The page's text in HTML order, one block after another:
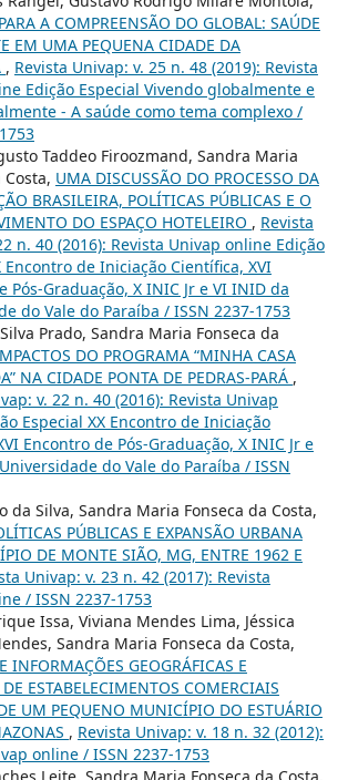
A COMPREENSÃO DO GLOBAL: SAÚDE
EM UMA PEQUENA CIDADE DA
, Revista Univap: v. 25 n. 48 (2019): Revista
Edição Especial Vivendo globalmente e
- A saúde como tema complexo /
Taddeo Firoozmand, Sandra Maria
Costa, UMA DISCUSSÃO DO PROCESSO DA
BRASILEIRA, POLÍTICAS PÚBLICAS E O
DO ESPAÇO HOTELEIRO , Revista
n. 40 (2016): Revista Univap online Edição
Encontro de Iniciação Científica, XVI
Pós-Graduação, X INIC Jr e VI INID da
do Vale do Paraíba / ISSN 2237-1753
Prado, Sandra Maria Fonseca da
DO PROGRAMA “MINHA CASA
NA CIDADE PONTA DE PEDRAS-PARÁ ,
v. 22 n. 40 (2016): Revista Univap
Especial XX Encontro de Iniciação
Encontro de Pós-Graduação, X INIC Jr e
do Vale do Paraíba / ISSN
da Silva, Sandra Maria Fonseca da Costa,
PÚBLICAS E EXPANSÃO URBANA
DE MONTE SIÃO, MG, ENTRE 1962 E
Univap: v. 23 n. 42 (2017): Revista
/ ISSN 2237-1753
Issa, Viviana Mendes Lima, Jéssica
Sandra Maria Fonseca da Costa,
INFORMAÇÕES GEOGRÁFICAS E
ESTABELECIMENTOS COMERCIAIS
UM PEQUENO MUNICÍPIO DO ESTUÁRIO
, Revista Univap: v. 18 n. 32 (2012):
online / ISSN 2237-1753